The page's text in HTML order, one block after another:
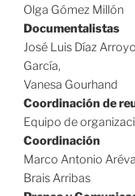
Olga Gómez Millón
Documentalistas
José Luis Díaz
García,
Vanesa Gourhand
Coordinación de
Equipo de
Coordinación
Marco Antonio
Brais Arribas